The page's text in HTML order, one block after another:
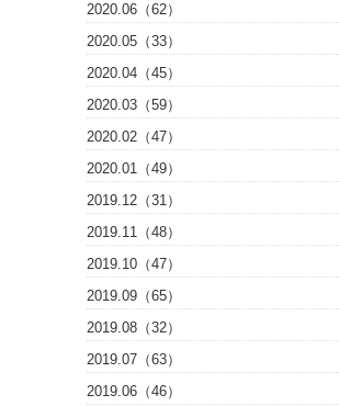
2020.06（62）
2020.05（33）
2020.04（45）
2020.03（59）
2020.02（47）
2020.01（49）
2019.12（31）
2019.11（48）
2019.10（47）
2019.09（65）
2019.08（32）
2019.07（63）
2019.06（46）